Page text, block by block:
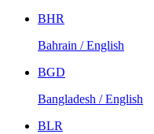
BHR
Bahrain / English
BGD
Bangladesh / English
BLR